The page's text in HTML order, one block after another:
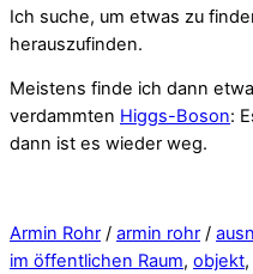
Ich suche, um etwas zu
herauszufinden.
Meistens finde ich dann
verdammten Higgs-Boson:
dann ist es wieder weg.
Armin Rohr / armin rohr /
im öffentlichen Raum, objekt,